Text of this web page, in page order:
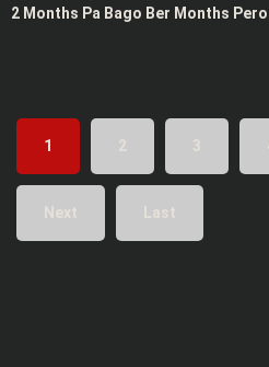
2 Months Pa Bago Ber Months
1 2 3
Next Last